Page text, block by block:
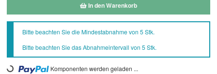
In den Warenkorb
xBitte beachten Sie die Mindestabnahme von 5 Stk.
Bitte beachten Sie das Abnahmeintervall von 5 Stk.
Loading... Komponenten werden geladen ...